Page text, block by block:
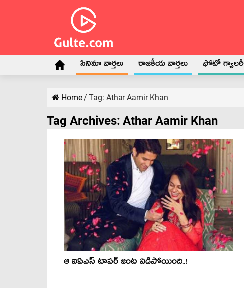
సినిమా వార్తలు రాజకీయ వార్తలు ఫోటో గ్యాలరీ
Home/ Tag: Athar Aamir Khan
Tag Archives: Athar Aamir Khan
ఆ ఐఏఎస్ టాపర్ జంట విడిపోయింది..!